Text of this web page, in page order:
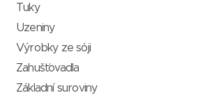
Tuky
Uzeniny
Výrobky ze sóji
Zahušťovadla
Základní suroviny